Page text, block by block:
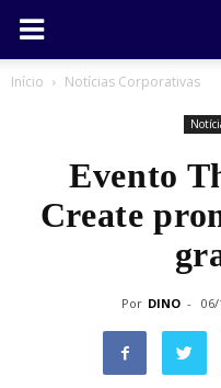
Início Notícias Corporativas
Evento
Create
Por DINO - 06/